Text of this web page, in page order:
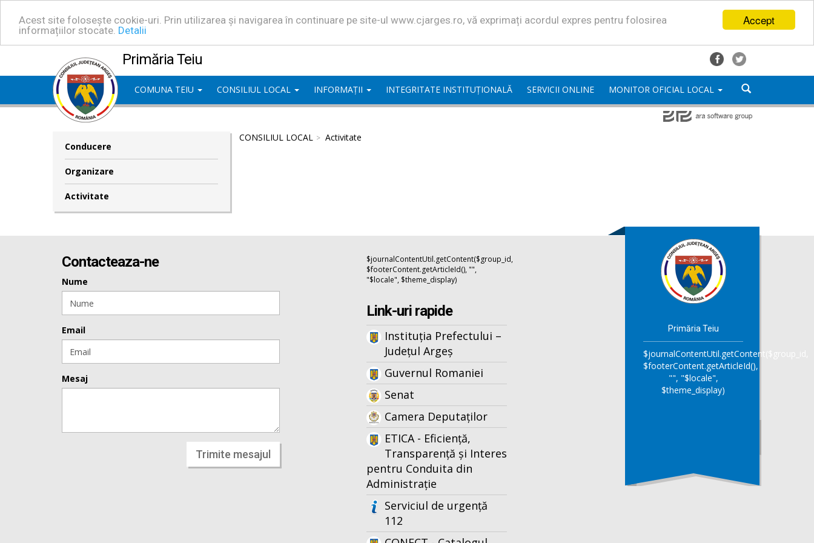
Accept
Acest site folosește cookie-uri. Prin utilizarea și navigarea în continuare pe site-ul www.cjarges.ro, vă exprimați acordul expres pentru folosirea
informațiilor stocate. Detalii
Primăria Teiu
COMUNA TEIU CONSILIUL LOCAL INFORMAȚII INTEGRITATE INSTITUȚIONALĂ SERVICII ONLINE MONITOR OFICIAL LOCAL
Conducere
Organizare
Activitate
CONSILIUL LOCAL Activitate
Contacteaza-ne
Nume
Email
Mesaj
Trimite mesajul
$journalContentUtil.getContent($group_id,
$footerContent.getArticleId(), "",
"$locale", $theme_display)
Link-uri rapide
Instituția Prefectului –
Județul Argeș
Guvernul Romaniei
Senat
Camera Deputaților
ETICA - Eficiență,
Transparență și Interes
pentru Conduita din
Administrație
Serviciul de urgență
112
Primăria Teiu
$journalContentUtil.getContent($group_id,
$footerContent.getArticleId(),
"", "$locale",
$theme_display)